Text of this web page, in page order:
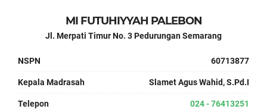
MI FUTUHIYYAH PALEBON
Jl. Merpati Timur No. 3 Pedurungan Semarang
NSPN 60713877
Kepala Madrasah Slamet Agus Wahid, S.Pd.I
Telepon 024 - 76413251